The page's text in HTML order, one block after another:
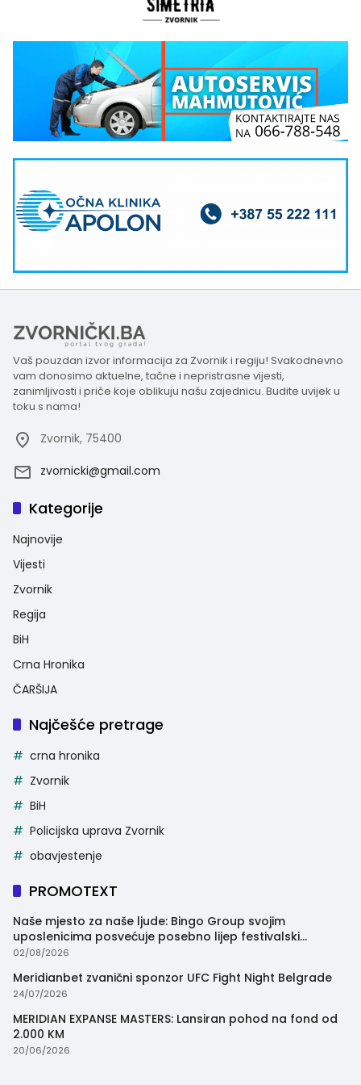
Vaš pouzdan izvor informacija za Zvornik i regiju! Svakodnevno
vam donosimo aktuelne, tačne i nepristrasne vijesti,
zanimljivosti i priče koje oblikuju našu zajednicu. Budite uvijek u
toku s nama!
Zvornik, 75400
zvornicki@gmail.com
Kategorije
Najnovije
Vijesti
Zvornik
Regija
BiH
Crna Hronika
ČARŠIJA
Najčešće pretrage
crna hronika
Zvornik
BiH
Policijska uprava Zvornik
obavjestenje
PROMOTEXT
Naše mjesto za naše ljude: Bingo Group svojim
uposlenicima posvećuje posebno lijep festivalski
trenutak
02/08/2026
Meridianbet zvanični sponzor UFC Fight Night Belgrade
24/07/2026
MERIDIAN EXPANSE MASTERS: Lansiran pohod na fond od
2.000 KM
20/06/2026